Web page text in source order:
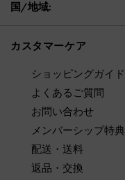
国/地域:
カスタマーケア
ショッピングガイド
よくあるご質問
お問い合わせ
メンバーシップ特典
配送・送料
返品・交換